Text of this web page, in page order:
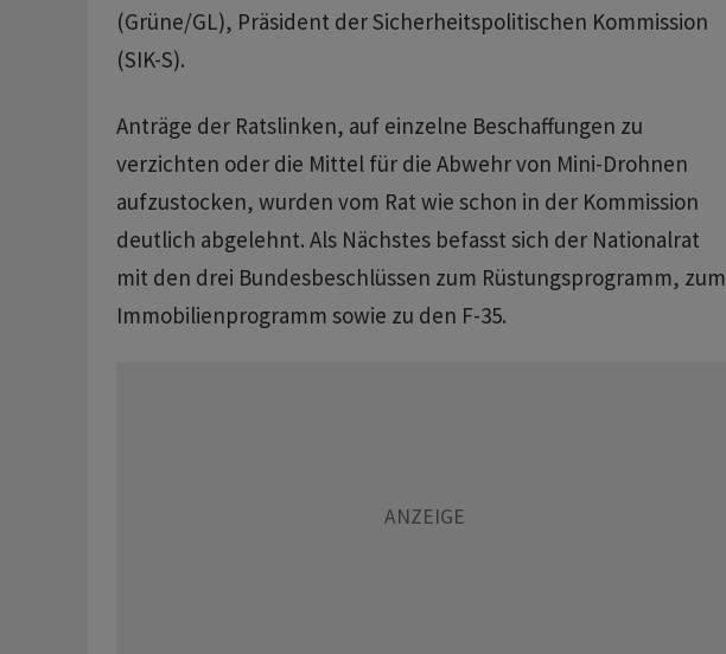
(Grüne/GL), Präsident der Sicherheitspolitischen Kommission
(SIK-S).
Anträge der Ratslinken, auf einzelne Beschaffungen zu
verzichten oder die Mittel für die Abwehr von Mini-Drohnen
aufzustocken, wurden vom Rat wie schon in der Kommission
deutlich abgelehnt. Als Nächstes befasst sich der Nationalrat
mit den drei Bundesbeschlüssen zum Rüstungsprogramm, zum
Immobilienprogramm sowie zu den F-35.